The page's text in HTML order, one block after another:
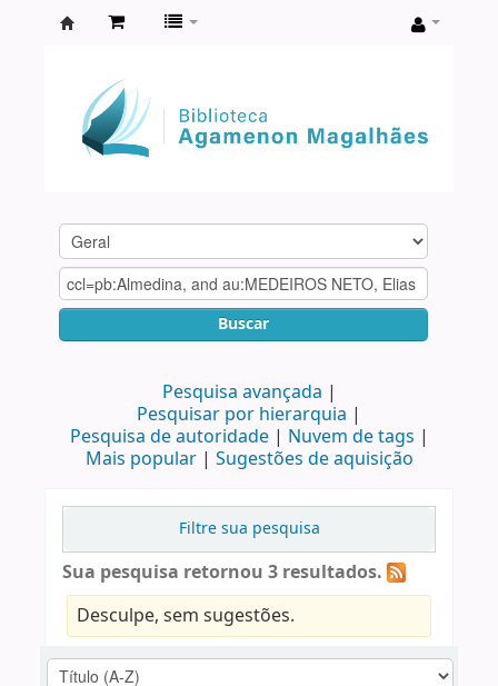
Agamenon
Magalhães
Buscar
Pesquisa avançada
Pesquisar por hierarquia
Pesquisa de autoridade
Nuvem de tags
Mais popular
Sugestões de aquisição
Filtre sua pesquisa
Sua pesquisa retornou 3 resultados.
Desculpe, sem sugestões.